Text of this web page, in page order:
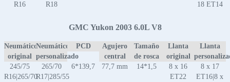
R16
R18
18 ET14
GMC Yukon 2003 6.0L V8
Neumático
original
Neumático
personalizado
PCD
Agujero
central
Tamaño
de rosca
Llanta
original
Llanta
245/75
R16|265/70
265/70
R17|285/55
6*139,7 77,7 mm 14*1,5
8 x 16
ET22
8 x 17
ET16|8 x